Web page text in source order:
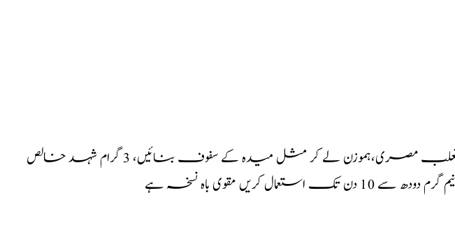
: اسگند،مغز تخم کونچ،ثعلب مصری،ہموزن لے کر مثل میدہ کے سفوف بنائیں، 3 گرام شہد خالص
دن تک استعمال کریں مقوی باہ نسخہ ہے